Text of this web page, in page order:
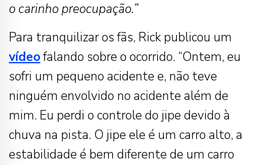
o carinho preocupação.”
Para tranquilizar os fãs, Rick publicou um
vídeofalando sobre o ocorrido. “Ontem, eu
sofri um pequeno acidente e, não teve
ninguém envolvido no acidente além de
mim. Eu perdi o controle do jipe devido à
chuva na pista. O jipe ele é um carro alto, a
estabilidade é bem diferente de um carro